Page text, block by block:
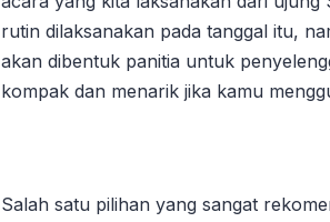
rutin dilaksanakan pada tanggal itu,
akan dibentuk panitia untuk
kompak dan menarik jika kamu
Salah satu pilihan yang sangat